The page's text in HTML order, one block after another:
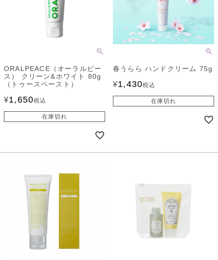
ORALPEACE（オーラルピー
ス） クリーン&ホワイト 80g
（トゥースペースト）
¥1,650税込
在庫切れ
春うらら ハンドクリーム 75g
¥1,430税込
在庫切れ